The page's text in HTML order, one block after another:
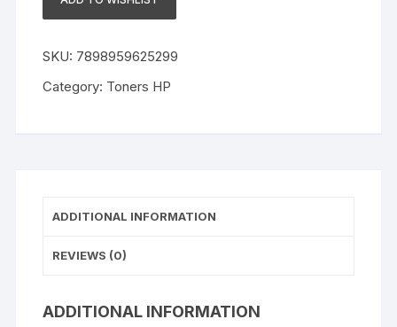
Original
Magenta
|
SKU: 7898959625299
Category: Toners HP
ADDITIONAL INFORMATION
REVIEWS (0)
ADDITIONAL INFORMATION